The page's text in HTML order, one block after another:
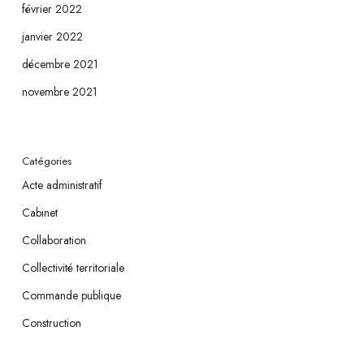
février 2022
janvier 2022
décembre 2021
novembre 2021
Catégories
Acte administratif
Cabinet
Collaboration
Collectivité territoriale
Commande publique
Construction